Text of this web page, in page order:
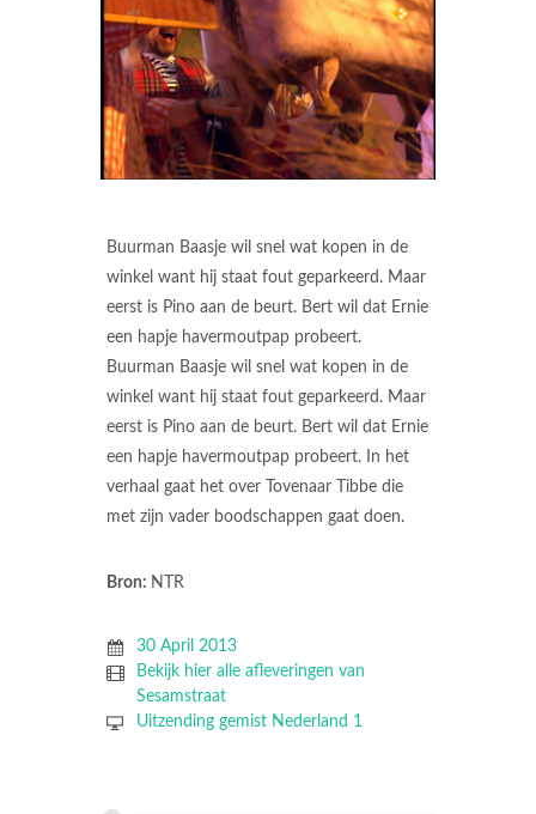
Buurman Baasje wil snel wat kopen in de
winkel want hij staat fout geparkeerd. Maar
eerst is Pino aan de beurt. Bert wil dat Ernie
een hapje havermoutpap probeert.
Buurman Baasje wil snel wat kopen in de
winkel want hij staat fout geparkeerd. Maar
eerst is Pino aan de beurt. Bert wil dat Ernie
een hapje havermoutpap probeert. In het
verhaal gaat het over Tovenaar Tibbe die
met zijn vader boodschappen gaat doen.
Bron: NTR
30 April 2013
Bekijk hier alle afleveringen van
Sesamstraat
Uitzending gemist Nederland 1